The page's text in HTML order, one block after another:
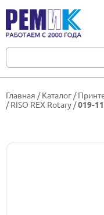
Главная /Каталог /
/RISO REX Rotary /019-